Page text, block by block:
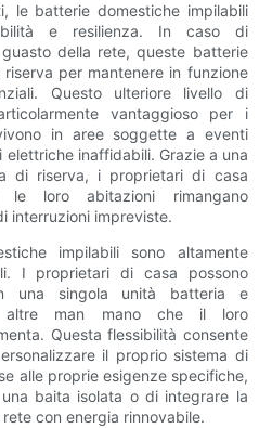
le batterie domestiche impilabili
e resilienza. In caso di
della rete, queste batterie
per mantenere in funzione
Questo ulteriore livello di
vantaggioso per i
in aree soggette a eventi
inaffidabili. Grazie a una
di riserva, i proprietari di casa
le loro abitazioni rimangano
interruzioni impreviste.
impilabili sono altamente
I proprietari di casa possono
una singola unità batteria e
altre man mano che il loro
Questa flessibilità consente
il proprio sistema di
alle proprie esigenze specifiche,
baita isolata o di integrare la
con energia rinnovabile.